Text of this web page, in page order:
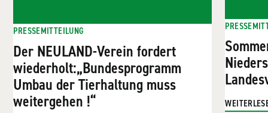
PRESSEMITTEILUNG
Der NEULAND-Verein fordert
wiederholt:„Bundesprogramm
Umbau der Tierhaltung muss
weitergehen !“